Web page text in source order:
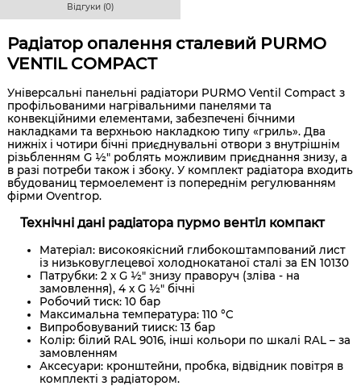
Відгуки (0)
Радіатор опалення сталевий PURMO
VENTIL COMPACT
Універсальні панельні радіатори PURMO Ventil Compact з
профільованими нагрівальними панелями та
конвекційними елементами, забезпечені бічними
накладками та верхньою накладкою типу «гриль». Два
нижніх і чотири бічні приєднувальні отвори з внутрішнім
різьбленням G ½" роблять можливим приєднання знизу, а
в разі потреби також і збоку. У комплект радіатора входить
вбудованиц термоелемент із попереднім регулюванням
фірми Oventrop.
Технічні дані радіатора пурмо вентіл компакт
Матеріал: високоякісний глибокоштампований лист
із низьковуглецевої холоднокатаної сталі за EN 10130
Патрубки: 2 x G ½" знизу праворуч (зліва - на
замовлення), 4 x G ½" бічні
Робочий тиск: 10 бар
Максимальна температура: 110 °C
Випробовуваний тииск: 13 бар
Колір: білий RAL 9016, інші кольори по шкалі RAL – за
замовленням
Аксесуари: кронштейни, пробка, відвідник повітря в
комплекті з радіатором.